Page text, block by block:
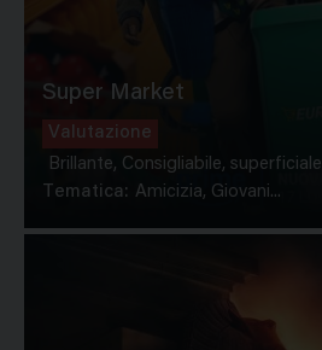
Super Market
Valutazione
Brillante, Consigliabile, superficiale
Tematica: Amicizia, Giovani...